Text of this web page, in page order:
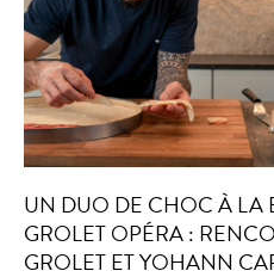
UN DUO DE CHOC À LA
GROLET OPÉRA :
GROLET ET YOHANN